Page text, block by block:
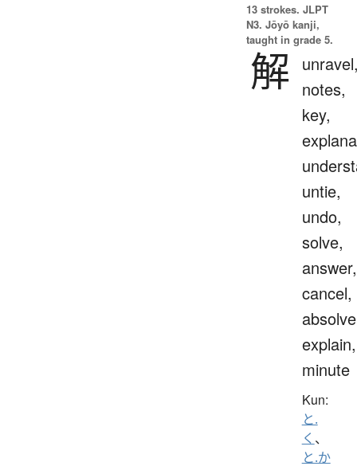
13 strokes. JLPT
N3. Jōyō kanji,
taught in grade 5.
解 notes,
key,
untie,
undo,
solve,
answer,
cancel,
explain,
minute
Kun:
と.
く 、
と.か